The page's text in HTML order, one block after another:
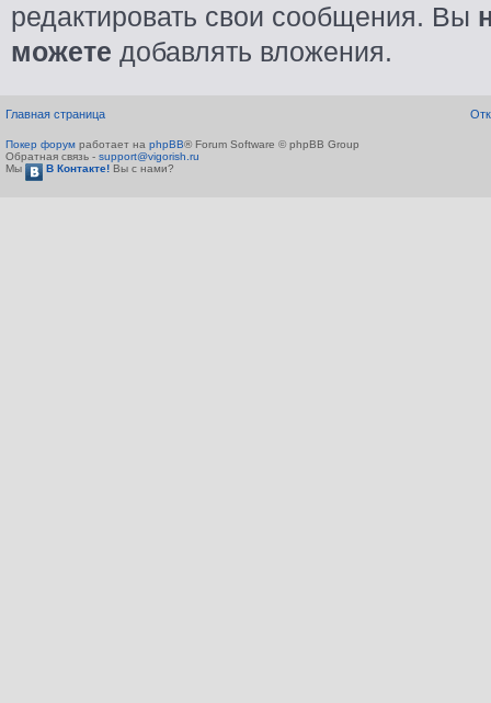
редактировать свои сообщения. Вы
можете добавлять вложения.
Главная страница
Покер форум работает на phpBB® Forum Software © phpBB Group
Обратная связь - support@vigorish.ru
Мы
В Контакте! Вы с нами?